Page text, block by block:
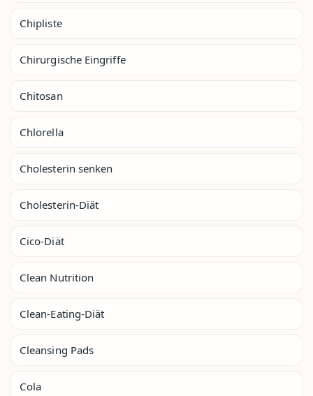
Chipliste
Chirurgische Eingriffe
Chitosan
Chlorella
Cholesterin senken
Cholesterin-Diät
Cico-Diät
Clean Nutrition
Clean-Eating-Diät
Cleansing Pads
Cola